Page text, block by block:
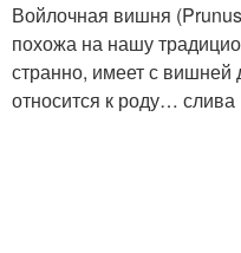
Войлочная вишня
похожа на нашу
странно, имеет с вишней
относится к роду… слива